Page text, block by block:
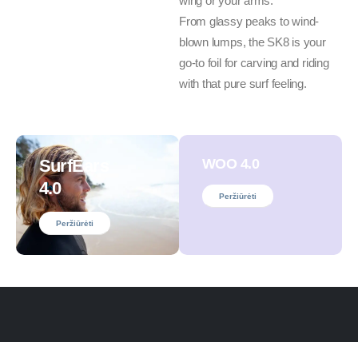
From glassy peaks to wind-
blown lumps, the SK8 is your
go-to foil for carving and riding
with that pure surf feeling.
SurfEars
4.0
Peržiūrėti
WOO 4.0
Peržiūrėti